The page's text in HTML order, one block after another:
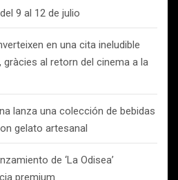
9 al 12 de julio
en una cita ineludible
al retorn del cinema a la
lanza una colección de bebidas
gelato artesanal
de ‘La Odisea’
premium